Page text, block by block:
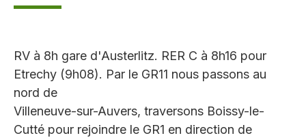
RV à 8h gare d'Austerlitz. RER C à 8h16 pour
Etrechy (9h08). Par le GR11 nous passons au
nord de
Villeneuve-sur-Auvers, traversons Boissy-le-
Cutté pour rejoindre le GR1 en direction de